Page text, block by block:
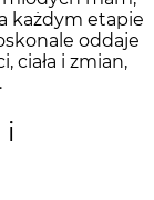
każdym etapie
oddaje
ciała i zmian,
i